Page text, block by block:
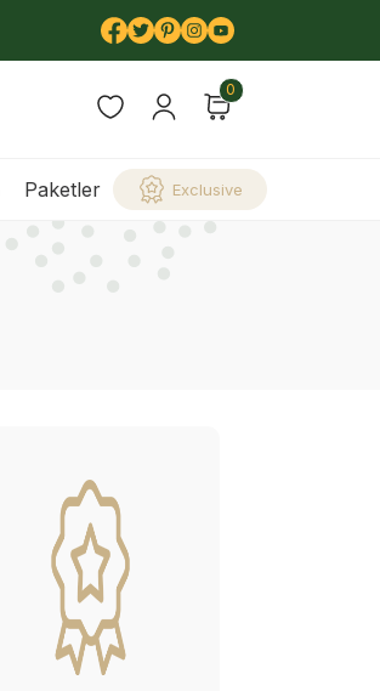
0
Paketler Exclusive